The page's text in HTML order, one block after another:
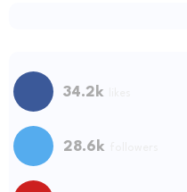
34.2k
28.6k